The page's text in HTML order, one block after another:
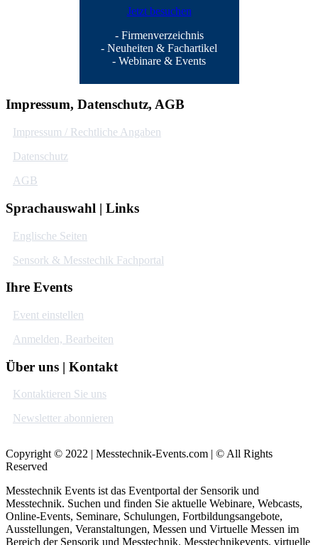
Jetzt besuchen
- Firmenverzeichnis
- Neuheiten & Fachartikel
- Webinare & Events
Impressum, Datenschutz, AGB
Impressum / Rechtliche Angaben
Datenschutz
AGB
Sprachauswahl | Links
Englische Seiten
Sensork & Messtechik Fachportal
Ihre Events
Event einstellen
Anmelden, Bearbeiten
Über uns | Kontakt
Kontaktieren Sie uns
Newsletter abonnieren
Copyright © 2022 | Messtechnik-Events.com | © All Rights
Reserved
Messtechnik Events ist das Eventportal der Sensorik und
Messtechnik. Suchen und finden Sie aktuelle Webinare, Webcasts,
Online-Events, Seminare, Schulungen, Fortbildungsangebote,
Ausstellungen, Veranstaltungen, Messen und Virtuelle Messen im
Bereich der Sensorik und Messtechnik. Messtechnikevents, virtuelle